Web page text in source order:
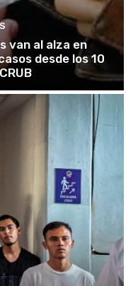
van al alza en
desde los 10